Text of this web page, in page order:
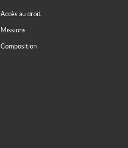
Accès au droit
Missions
Composition